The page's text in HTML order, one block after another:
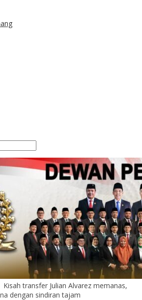
Kisah transfer Julian Alvarez memanas,
dengan sindiran tajam